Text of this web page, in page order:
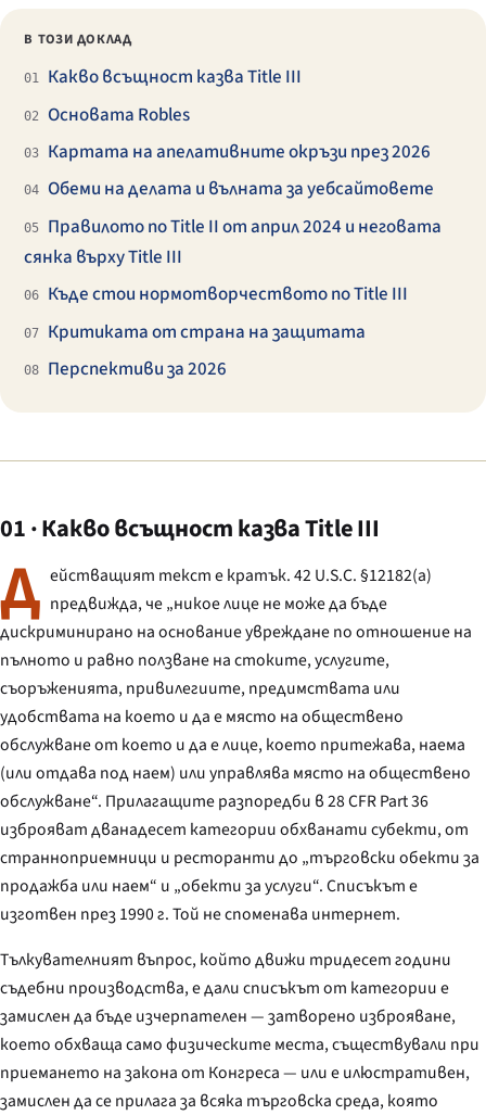
В ТОЗИ ДОКЛАД
01 Какво всъщност казва Title III
02 Основата Robles
03 Картата на апелативните окръзи през 2026
04 Обеми на делата и вълната за уебсайтовете
05 Правилото по Title II от април 2024 и неговата
сянка върху Title III
06 Къде стои нормотворчеството по Title III
07 Критиката от страна на защитата
08 Перспективи за 2026
01 · Какво всъщност казва Title III
Д ействащият текст е кратък. 42 U.S.C. §12182(a)
предвижда, че „никое лице не може да бъде
дискриминирано на основание увреждане по отношение на
пълното и равно ползване на стоките, услугите,
съоръженията, привилегиите, предимствата или
удобствата на което и да е място на обществено
обслужване от което и да е лице, което притежава, наема
(или отдава под наем) или управлява място на обществено
обслужване“. Прилагащите разпоредби в 28 CFR Part 36
изброяват дванадесет категории обхванати субекти, от
странноприемници и ресторанти до „търговски обекти за
продажба или наем“ и „обекти за услуги“. Списъкът е
изготвен през 1990 г. Той не споменава интернет.
Тълкувателният въпрос, който движи тридесет години
съдебни производства, е дали списъкът от категории е
замислен да бъде изчерпателен — затворено изброяване,
което обхваща само физическите места, съществували при
приемането на закона от Конгреса — или е илюстративен,
замислен да се прилага за всяка търговска среда, която